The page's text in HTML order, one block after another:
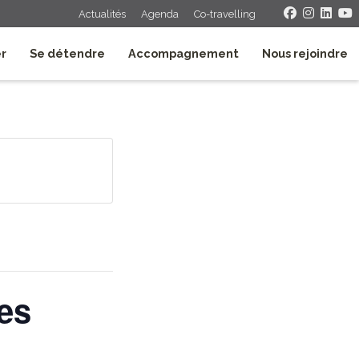
Actualités Agenda Co-travelling
Se détendre Accompagnement Nous rejoindre